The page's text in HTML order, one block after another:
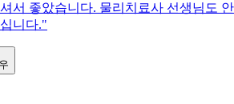
서 좋았습니다. 물리치료사 선생님도 안
니다."